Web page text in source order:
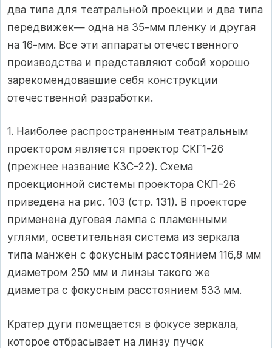
два типа для театральной проекции и два типа
передвижек— одна на 35-мм пленку и другая
на 16-мм. Все эти аппараты отечественного
производства и представляют собой хорошо
зарекомендовавшие себя конструкции
отечественной разработки.
1. Наиболее распространенным театральным
проектором является проектор СКГ1-26
(прежнее название КЗС-22). Схема
проекционной системы проектора СКП-26
приведена на рис. 103 (стр. 131). В проекторе
применена дуговая лампа с пламенными
углями, осветительная система из зеркала
типа манжен с фокусным расстоянием 116,8 мм
диаметром 250 мм и линзы такого же
диаметра с фокусным расстоянием 533 мм.
Кратер дуги помещается в фокусе зеркала,
которое отбрасывает на линзу пучок